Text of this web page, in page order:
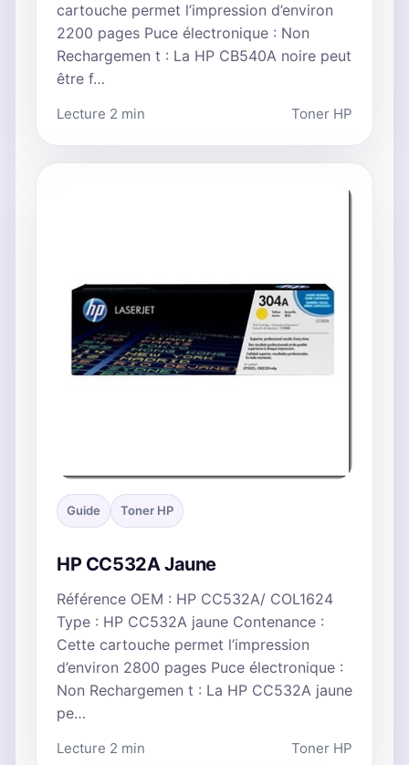
cartouche permet l’impression d’environ
2200 pages Puce électronique : Non
Rechargemen t : La HP CB540A noire peut
être f…
Lecture 2 min Toner HP
Guide Toner HP
HP CC532A Jaune
Référence OEM : HP CC532A/ COL1624
Type : HP CC532A jaune Contenance :
Cette cartouche permet l’impression
d’environ 2800 pages Puce électronique :
Non Rechargemen t : La HP CC532A jaune
pe…
Lecture 2 min Toner HP